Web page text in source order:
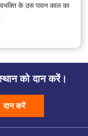
के उस पावन काल का
को दान करें।
दान करें